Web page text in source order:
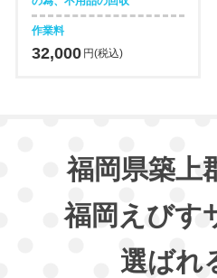
作業料
32,000 円(税込)
福岡県築上
福岡えびす
選ばれ